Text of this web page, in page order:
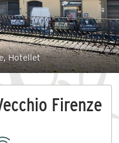
Hotellet
Firenze